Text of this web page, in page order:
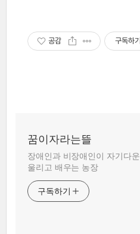
공감 구독하기
꿈이자라는뜰
장애인과 비장애인이 자기다
울리고 배우는 농장
구독하기